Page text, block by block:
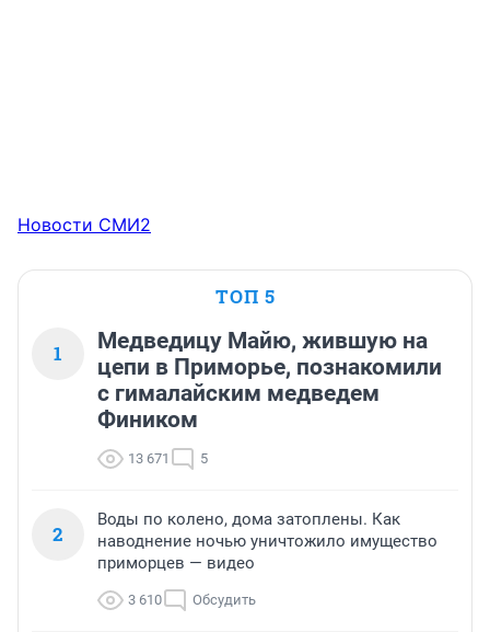
Новости СМИ2
ТОП 5
1
Медведицу Майю, жившую на
цепи в Приморье, познакомили
с гималайским медведем
Фиником
13 671 5
2
Воды по колено, дома затоплены. Как
наводнение ночью уничтожило имущество
приморцев — видео
3 610 Обсудить